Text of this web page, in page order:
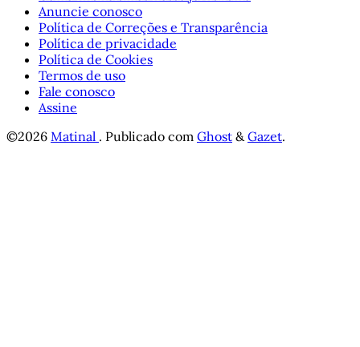
Anuncie conosco
Política de Correções e Transparência
Política de privacidade
Política de Cookies
Termos de uso
Fale conosco
Assine
©2026 Matinal . Publicado com Ghost &Gazet.